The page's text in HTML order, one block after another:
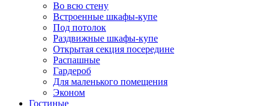
Во всю стену
Встроенные шкафы-купе
Под потолок
Раздвижные шкафы-купе
Открытая секция посередине
Распашные
Гардероб
Для маленького помещения
Эконом
Гостиные